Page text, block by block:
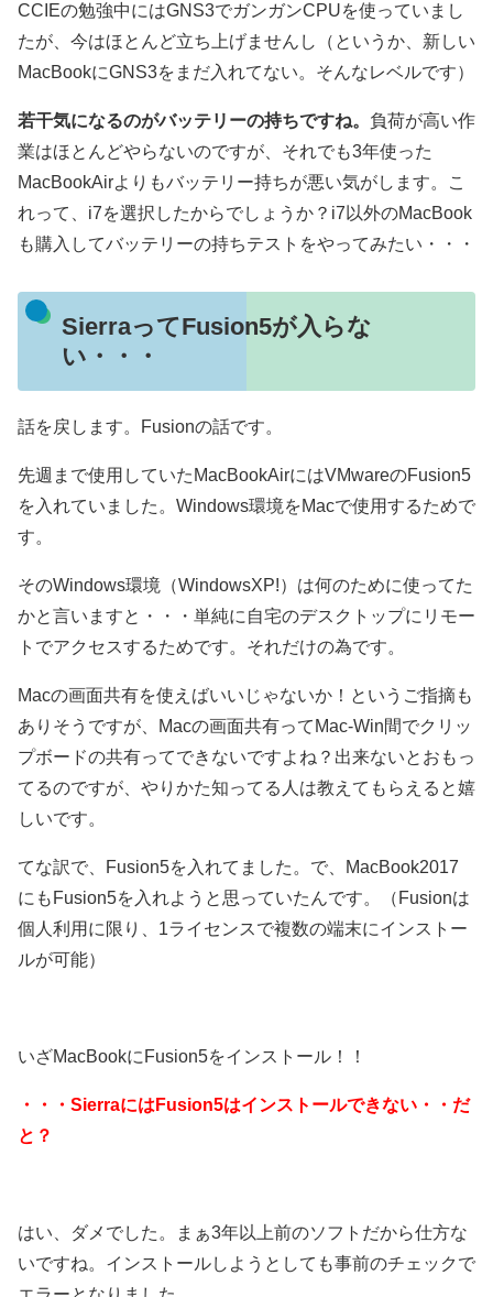
CCIEの勉強中にはGNS3でガンガンCPUを使っていまし
たが、今はほとんど立ち上げませんし（というか、新しい
MacBookにGNS3をまだ入れてない。そんなレベルです）
若干気になるのがバッテリーの持ちですね。 負荷が高い作
業はほとんどやらないのですが、それでも3年使った
MacBookAirよりもバッテリー持ちが悪い気がします。こ
れって、i7を選択したからでしょうか？i7以外のMacBook
も購入してバッテリーの持ちテストをやってみたい・・・
SierraってFusion5が入らな
い・・・
話を戻します。Fusionの話です。
先週まで使用していたMacBookAirにはVMwareのFusion5
を入れていました。Windows環境をMacで使用するためで
す。
そのWindows環境（WindowsXP!）は何のために使ってた
かと言いますと・・・単純に自宅のデスクトップにリモー
トでアクセスするためです。それだけの為です。
Macの画面共有を使えばいいじゃないか！というご指摘も
ありそうですが、Macの画面共有ってMac-Win間でクリッ
プボードの共有ってできないですよね？出来ないとおもっ
てるのですが、やりかた知ってる人は教えてもらえると嬉
しいです。
てな訳で、Fusion5を入れてました。で、MacBook2017
にもFusion5を入れようと思っていたんです。（Fusionは
個人利用に限り、1ライセンスで複数の端末にインストー
ルが可能）
いざMacBookにFusion5をインストール！！
・・・SierraにはFusion5はインストールできない・・だ
と？
はい、ダメでした。まぁ3年以上前のソフトだから仕方な
いですね。インストールしようとしても事前のチェックで